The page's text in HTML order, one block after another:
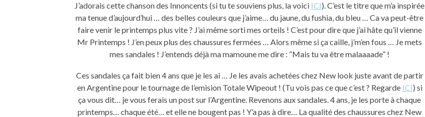
J’adorais cette chanson des Innoncents (si tu te souviens plus, la voici ICI). C’est le titre que m’a inspirée
ma tenue d’aujourd’hui … des belles couleurs que j’aime… du jaune, du fushia, du bleu … Ca va peut-être
faire venir le printemps plus vite ? J’ai même sorti mes orteils ! C’est pour dire que j’ai hâte qu’il vienne
Mr Printemps ! J’en peux plus des chaussures fermées … Alors même si ça caille, j’m’en fous … Je mets
mes sandales ! J’entends déjà ma mamoune me dire : “Mais tu va être malaaaade” !
Ces sandales ça fait bien 4 ans que je les ai … Je les avais achetées chez New look juste avant de partir
en Argentine pour le tournage de l’emision Totale Wipeout ! (Tu vois pas ce que c’est ? Regarde ICI) si
ça vous dit… je vous ferais un post sur l’Argentine. Revenons aux sandales. 4 ans, je les porte à chaque
printemps… chaque été… et elle ne bougent pas ! Y’a pas à dire… La qualité des chaussures chez New